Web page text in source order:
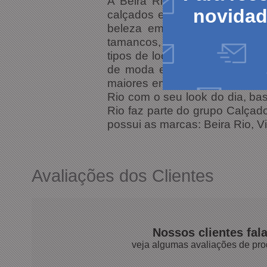
calçados em diversas cores
beleza em um sapato só.
tamancos, botas e até
tipos de look, de acordo com
de moda e traz lindos
maiores empresas do ramo
Rio com o seu look do dia,
Rio faz parte do grupo
possui as marcas: Beira Rio,
Avaliações dos Clientes
Nossos clientes
veja algumas avaliações de